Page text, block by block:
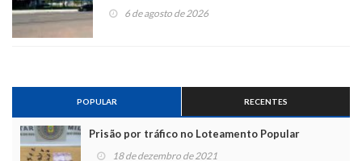
6 de agosto de 2026
POPULAR RECENTES
Prisão por tráfico no Loteamento Popular
18 de dezembro de 2021